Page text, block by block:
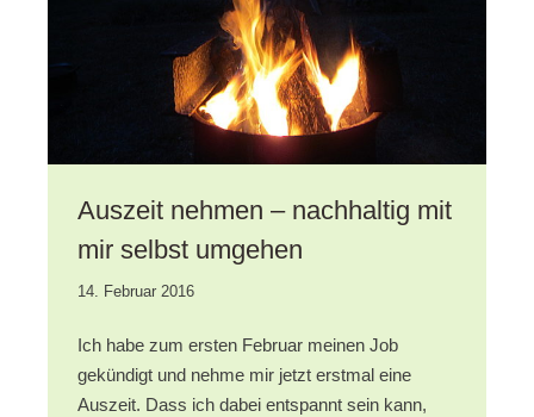
Auszeit nehmen – nachhaltig mit
mir selbst umgehen
14. Februar 201628.
2020
Ich habe zum ersten Februar meinen Job
gekündigt und nehme mir jetzt erstmal eine
Auszeit. Dass ich dabei entspannt sein kann,